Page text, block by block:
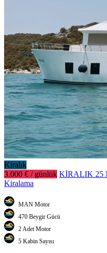
Kiralık
3.000 € / günlük KİRALIK 25
Kiralama
MAN Motor
470 Beygir Gücü
2 Adet Motor
5 Kabin Sayısı